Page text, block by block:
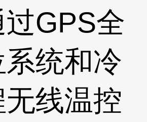
GPS全
统和冷
线温控